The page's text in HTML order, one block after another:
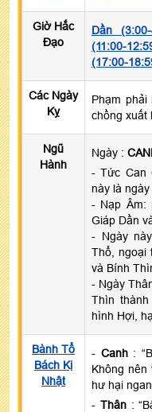
Giờ Hắc
Đạo
Dần
(11:00-
(17:00-
Các Ngày
Kỵ
Phạm phải
chồng xuất
Ngũ
Hành
Ngày :
- Tức Can
này là ngày
- Nạp Âm:
Giáp Dần
- Ngày
Thổ, ngoại
và Bính
- Ngày
Thìn
hình Hợi,
Bành Tổ
Bách Kị
Nhật
- Canh:
Không
hư hại
- Thân: